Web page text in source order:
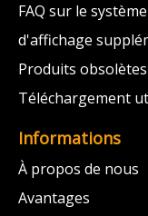
FAQ sur le système
d'affichage
Produits obsolètes
Téléchargement
Informations
À propos de nous
Avantages